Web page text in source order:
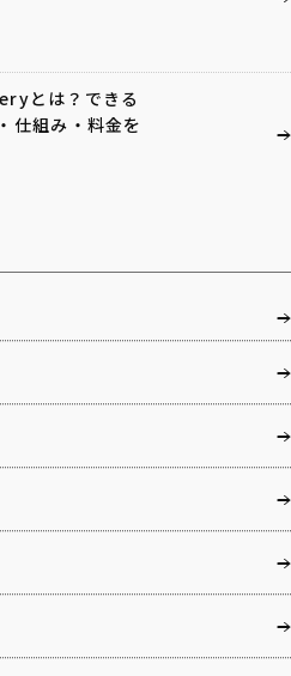
とは？できる
仕組み・料金を